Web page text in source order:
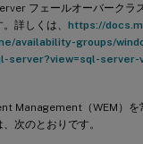
フェールオーバークラ
詳しくは、 https://
availability-groups/
server?view=sql-server-
Management（WEM）を
次のとおりです。